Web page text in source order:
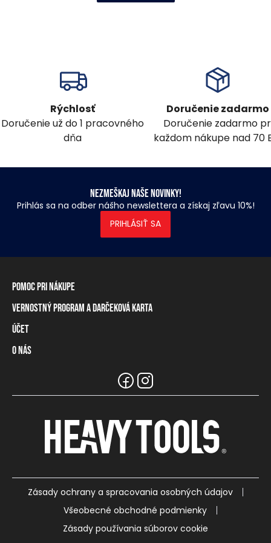
Rýchlosť
Doručenie už do 1 pracovného
dňa
Doručenie zadarmo
Doručenie zadarmo
každom nákupe nad 70
Nezmeškaj naše novinky!
Prihlás sa na odber nášho newslettera a získaj zľavu 10%!
PRIHLÁSIŤ SA
Pomoc pri nákupe
Informácie o doručení
Spôsoby platby
Tabuľka rozmerov
Naše predajne a distribútori
Vernostný program a darčeková karta
Vernostný program
Darčeková karta
Účet
Prihlásenie / registrácia
O nás
Informácie pre predajcov
Zásady ochrany a spracovania osobných údajov
Všeobecné obchodné podmienky
Zásady používania súborov cookie